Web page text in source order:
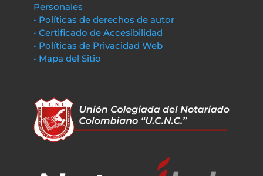
Personales
• Políticas de derechos de autor
• Certificado de Accesibilidad
• Políticas de Privacidad Web
• Mapa del Sitio